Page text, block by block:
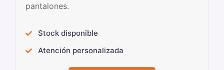
pantalones.
Stock disponible
Atención personalizada